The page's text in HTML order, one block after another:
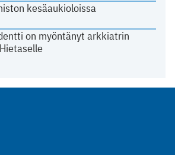
kesäaukioloissa
on myöntänyt arkkiatrin